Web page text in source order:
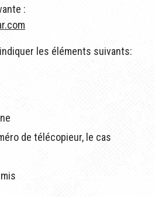
:
les éléments suivants:
de télécopieur, le cas